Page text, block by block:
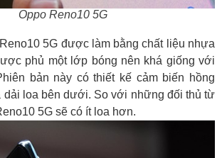
Oppo Reno10 5G
5G được làm bằng chất liệu nhựa
phủ một lớp bóng nên khá giống với
bản này có thiết kế cảm biến hồng
dải loa bên dưới. So với những đối thủ từ
5G sẽ có ít loa hơn.